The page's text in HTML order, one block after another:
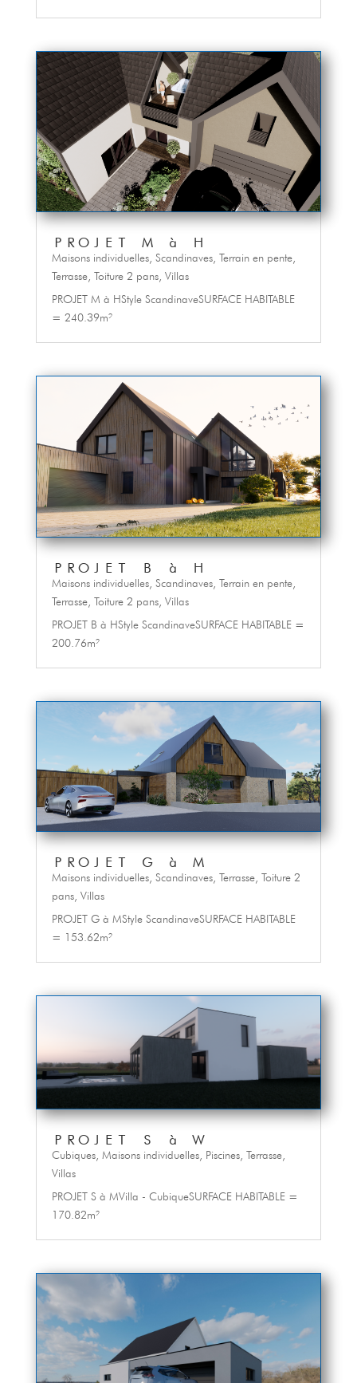
PROJET M à H
Maisons individuelles, Scandinaves, Terrain en pente,
Terrasse, Toiture 2 pans, Villas
PROJET M à HStyle ScandinaveSURFACE HABITABLE
= 240.39m²
PROJET B à H
Maisons individuelles, Scandinaves, Terrain en pente,
Terrasse, Toiture 2 pans, Villas
PROJET B à HStyle ScandinaveSURFACE HABITABLE =
200.76m²
PROJET G à M
Maisons individuelles, Scandinaves, Terrasse, Toiture 2
pans, Villas
PROJET G à MStyle ScandinaveSURFACE HABITABLE
= 153.62m²
PROJET S à W
Cubiques, Maisons individuelles, Piscines, Terrasse,
Villas
PROJET S à MVilla - CubiqueSURFACE HABITABLE =
170.82m²